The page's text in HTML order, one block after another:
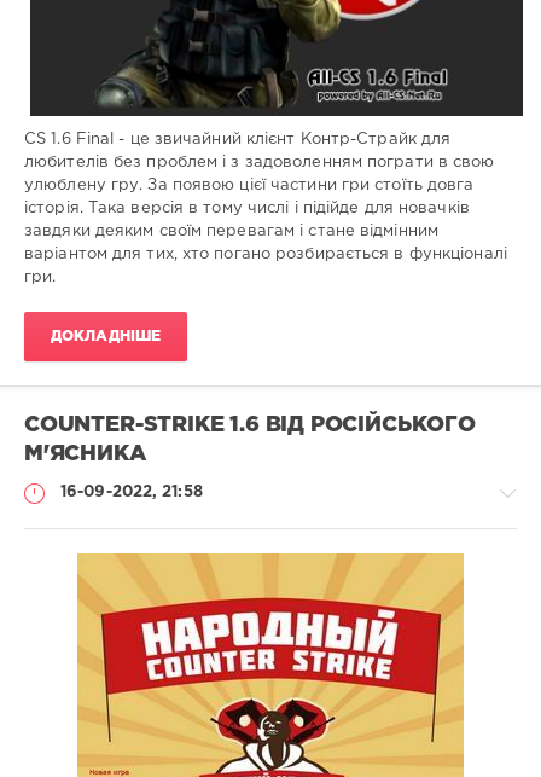
CS 1.6 Final - це звичайний клієнт Контр-Cтрайк для
любителів без проблем і з задоволенням пограти в свою
улюблену гру. За появою цієї частини гри стоїть довга
історія. Така версія в тому числі і підійде для новачків
завдяки деяким своїм перевагам і стане відмінним
варіантом для тих, хто погано розбирається в функціоналі
гри.
ДОКЛАДНІШЕ
COUNTER-STRIKE 1.6 ВІД РОСІЙСЬКОГО
М'ЯСНИКА
16-09-2022, 21:58
Збірки
Administrator